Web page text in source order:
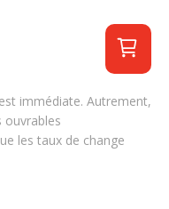
immédiate. Autrement,
ouvrables
les taux de change